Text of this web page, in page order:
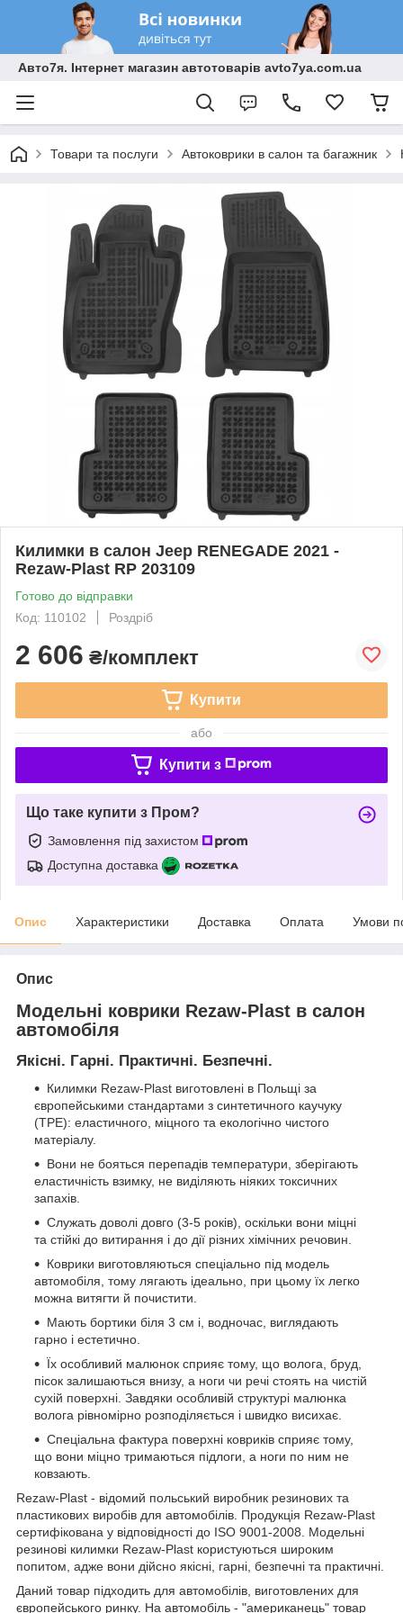
Авто7я. Інтернет магазин автотоварів avto7ya.com.ua
Товари та послуги Автоковрики в салон та багажник
Килимки в салон Jeep RENEGADE 2021 -
Rezaw-Plast RP 203109
Готово до відправки
Код: 110102
Роздріб
2 606 ₴/комплект
Купити
або
Купити з
Що таке купити з Пром?
Замовлення під захистом
Доступна доставка
Опис Характеристики Доставка Оплата Умови
Опис
Модельні коврики Rezaw-Plast в салон
автомобіля
Якісні. Гарні. Практичні. Безпечні.
Килимки Rezaw-Plast виготовлені в Польщі за
європейськими стандартами з синтетичного каучуку
(ТРЕ): еластичного, міцного та екологічно чистого
матеріалу.
Вони не бояться перепадів температури, зберігають
еластичність взимку, не виділяють ніяких токсичних
запахів.
Служать доволі довго (3-5 років), оскільки вони міцні
та стійкі до витирання і до дії різних хімічних речовин.
Коврики виготовляються спеціально під модель
автомобіля, тому лягають ідеально, при цьому їх легко
можна витягти й почистити.
Мають бортики біля 3 см і, водночас, виглядають
гарно і естетично.
Їх особливий малюнок сприяє тому, що волога, бруд,
пісок залишаються внизу, а ноги чи речі стоять на чистій
сухій поверхні. Завдяки особливій структурі малюнка
волога рівномірно розподіляється і швидко висихає.
Спеціальна фактура поверхні ковриків сприяє тому,
що вони міцно тримаються підлоги, а ноги по ним не
ковзають.
Rezaw-Plast - відомий польський виробник резинових та
пластикових виробів для автомобілів. Продукція Rezaw-Plast
сертифікована у відповідності до ISO 9001-2008. Модельні
резинові килимки Rezaw-Plast користуються широким
попитом, адже вони дійсно якісні, гарні, безпечні та практичні.
Даний товар підходить для автомобілів, виготовлених для
європейського ринку. На автомобіль - "американець" товар